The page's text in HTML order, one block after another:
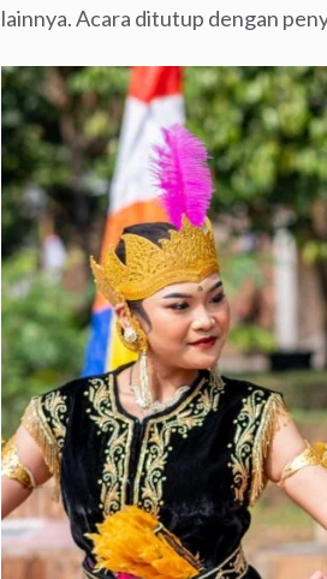
lainnya. Acara ditutup dengan